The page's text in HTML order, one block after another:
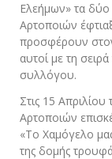
Ελεήμων» τα δύο
Αρτοποιών
προσφέρουν
αυτοί με τη
συλλόγου.
Στις 15
Αρτοποιών
«Το Χαμόγελο
της δομής